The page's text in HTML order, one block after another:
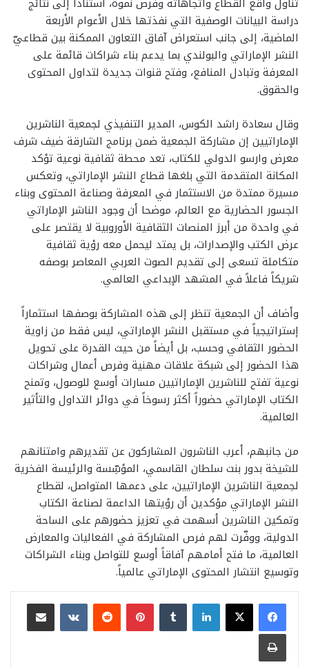
دراسة البيانات الوصفية التي نفذتها خلال الأعوام الأربعة
الماضية، إلى جانب استعراض آفاق التعاون الممكنة بين قطاعيّ
النشر الإماراتي والبولندي بما يدعم بناء شراكات قائمة على
المعرفة وتبادل المنافع، وفتح قنوات جديدة لتداول المحتوى
والحقوق.
وقال سعادة راشد الكوس، المدير التنفيذي لجمعية الناشرين
الإماراتيين إن مشاركة الجمعية ضمن برنامج الشارقة ضيف شرف
معرض وارسو الدولي للكتاب، تعد محطة ثقافية نوعية تؤكد
المكانة المتقدمة التي بلغها قطاع النشر الإماراتي، وتعكس
مسيرة ممتدة من الاستثمار في المعرفة وصناعة المحتوى وبناء
الجسور الحضارية مع العالم، موضحا أن وجود الناشر الإماراتي
في واحدة من أبرز المنصات الثقافية الأوروبية لا يقتصر على
عرض الكتب والإصدارات، بل يمتد ليحمل معه رؤية ثقافية
متكاملة تسعى إلى تقديم الصوت العربي المعاصر بوصفه
شريكاً فاعلاً في المشهد الإبداعي العالمي.
وأضاف أن الجمعية تنظر إلى هذه المشاركة بوصفها استثماراً
إستراتيجياً في مستقبل النشر الإماراتي، ليس فقط من زاوية
الحضور الثقافي وحسب، بل أيضاً من حيث القدرة على تحويل
هذا الحضور إلى شبكة علاقات مهنية وفرص أعمال وشراكات
نوعية تفتح للناشرين الإماراتيين مسارات أوسع للوصول، وتمنح
الكتاب الإماراتي حضوراً أكثر رسوخاً في دوائر التداول والتأثير
العالمية.
من جانبهم، أعرب الناشرون المشاركون عن تقديرهم وامتنانهم
للشيخة بدور بنت سلطان القاسمي، المؤسِّسة والرئيسة الفخرية
لجمعية الناشرين الإماراتيين، على دعمها المتواصل، لقطاع
النشر الإماراتي مؤكدين أن رؤيتها الداعمة لصناعة الكتاب
وتمكين الناشرين أسهمت في تعزيز حضورهم على الساحة
الدولية، ووفّرت لهم فرص المشاركة في الفعاليات والمعارض
العالمية، ما فتح أمامهم آفاقاً أوسع للتواصل وبناء الشراكات
وتوسيع انتشار المحتوى الإماراتي عالمياً.
لينكدإن بينتيريست
مشاركة عبر البريد
طباعة